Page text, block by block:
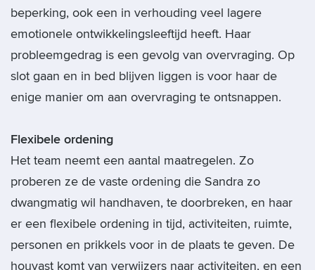
beperking, ook een in verhouding veel lagere
emotionele ontwikkelingsleeftijd heeft. Haar
probleemgedrag is een gevolg van overvraging. Op
slot gaan en in bed blijven liggen is voor haar de
enige manier om aan overvraging te ontsnappen.
Flexibele ordening
Het team neemt een aantal maatregelen. Zo
proberen ze de vaste ordening die Sandra zo
dwangmatig wil handhaven, te doorbreken, en haar
er een flexibele ordening in tijd, activiteiten, ruimte,
personen en prikkels voor in de plaats te geven. De
houvast komt van verwijzers naar activiteiten, en een